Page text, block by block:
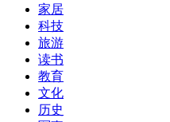
家居
科技
旅游
读书
教育
文化
历史